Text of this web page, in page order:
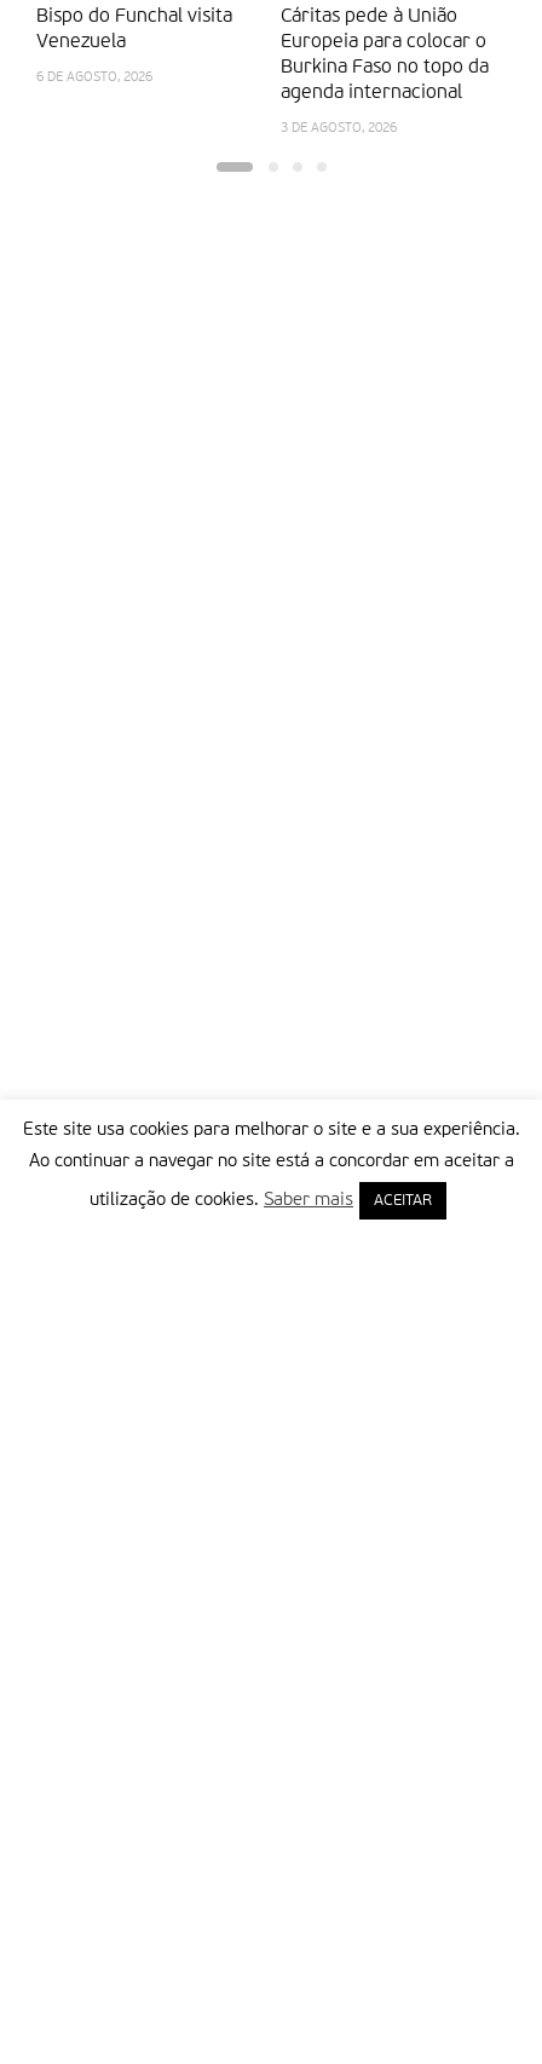
Bispo do Funchal visita
Venezuela
6 DE AGOSTO, 2026
Cáritas pede à União
Europeia para colocar o
Burkina Faso no topo da
agenda internacional
3 DE AGOSTO, 2026
Este site usa cookies para melhorar o site e a sua experiência.
Ao continuar a navegar no site está a concordar em aceitar a
utilização de cookies. Saber mais ACEITAR